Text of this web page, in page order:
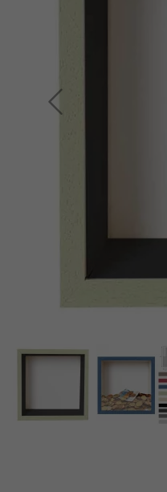
Retour